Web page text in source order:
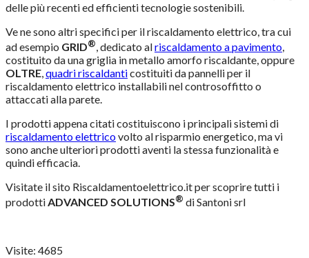
delle più recenti ed efficienti tecnologie sostenibili.
Ve ne sono altri specifici per il riscaldamento elettrico, tra cui
ad esempio GRID®, dedicato alriscaldamento a pavimento,
costituito da una griglia in metallo amorfo riscaldante, oppure
OLTRE,quadri riscaldanticostituiti da pannelli per il
riscaldamento elettrico installabili nel controsoffitto o
attaccati alla parete.
I prodotti appena citati costituiscono i principali sistemi di
riscaldamento elettricovolto al risparmio energetico, ma vi
sono anche ulteriori prodotti aventi la stessa funzionalità e
quindi efficacia.
Visitate il sito Riscaldamentoelettrico.it per scoprire tutti i
prodottiADVANCED SOLUTIONS® di Santoni srl
Visite: 4685